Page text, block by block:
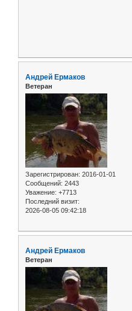
Андрей Ермаков
Ветеран
Зарегистрирован: 2016-01-01
Сообщений: 2443
Уважение: +7713
Последний визит:
2026-08-05 09:42:18
Андрей Ермаков
Ветеран